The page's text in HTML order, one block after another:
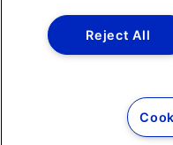
Reject All